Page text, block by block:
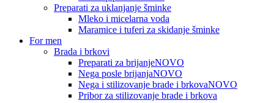
Preparati za uklanjanje šminke
Mleko i micelarna voda
Maramice i tuferi za skidanje šminke
For men
Brada i brkovi
Preparati za brijanjeNOVO
Nega posle brijanjaNOVO
Nega i stilizovanje brade i brkovaNOVO
Pribor za stilizovanje brade i brkova